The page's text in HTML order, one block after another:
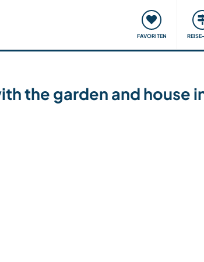
FAVORITEN
Reisen & Lernen
the garden and house